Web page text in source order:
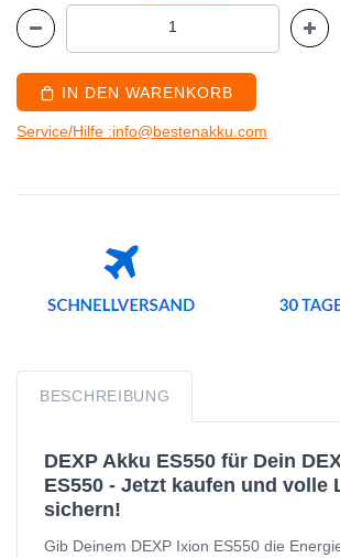
IN DEN WARENKORB
Service/Hilfe :info@bestenakku.com
BESCHREIBUNG
DEXP Akku ES550 für Dein
ES550 - Jetzt kaufen und volle
sichern!
Gib Deinem DEXP Ixion ES550 die